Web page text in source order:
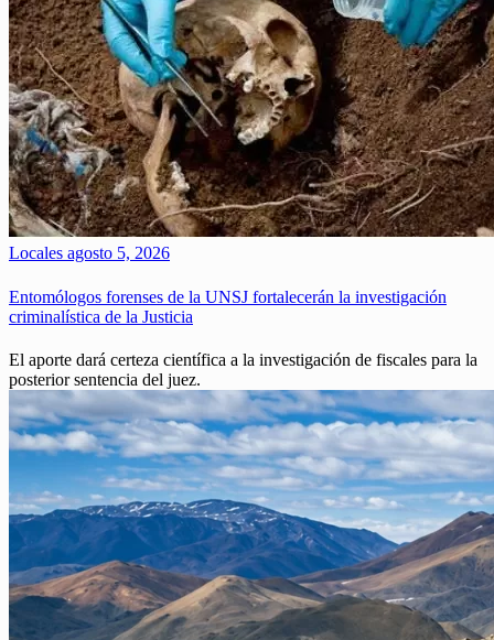
Locales agosto 5, 2026
Entomólogos forenses de la UNSJ fortalecerán la investigación
criminalística de la Justicia
El aporte dará certeza científica a la investigación de fiscales para la
posterior sentencia del juez.